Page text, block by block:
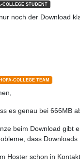
COLLEGE STUDENT
noch der Download
HOFA-COLLEGE TEAM
es genau bei 666MB
beim Download gibt
dass
Hoster schon in